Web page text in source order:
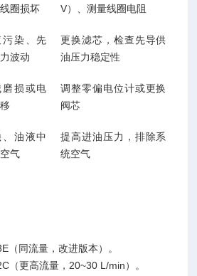
圈损坏
V）、测量线圈电阻
污染、先
波动
更换滤芯，检查先导供
油压力稳定性
磨损或电
调整零偏电位计或更换
阀芯
油液中
气
提高进油压力，排除系
统空气
（同流量，改进版本）。
（更高流量，20~30 L/min）。